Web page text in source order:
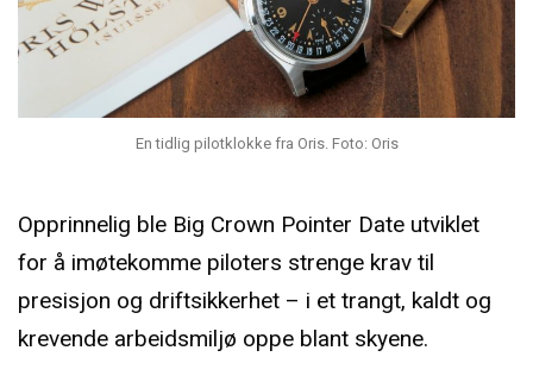
En tidlig pilotklokke fra Oris. Foto: Oris
Opprinnelig ble Big Crown Pointer Date utviklet
for å imøtekomme piloters strenge krav til
presisjon og driftsikkerhet – i et trangt, kaldt og
krevende arbeidsmiljø oppe blant skyene.